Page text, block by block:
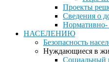
Проекты
Сведения о
НАСЕЛЕНИЮ
Безопасность
Нуждающиеся в
Социальный